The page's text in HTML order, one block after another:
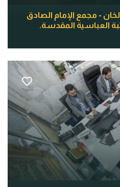
- مجمع الإمام الصادق
العباسية المقدسة.